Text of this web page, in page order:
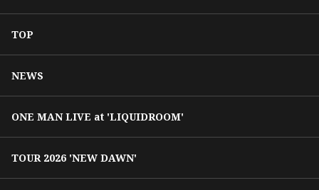
TOP
NEWS
ONE MAN LIVE at 'LIQUIDROOM'
TOUR 2026 'NEW DAWN'